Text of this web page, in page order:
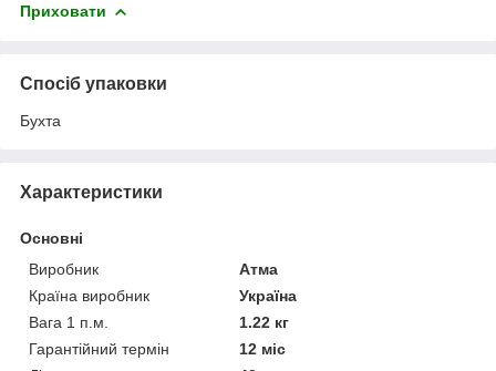
Приховати
Спосіб упаковки
Бухта
Характеристики
Основні
Виробник
Атма
Країна виробник
Україна
Вага 1 п.м.
1.22 кг
Гарантійний термін
12 міс